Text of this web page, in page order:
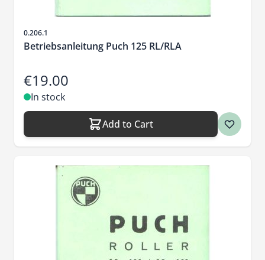
Sku
0.206.1
Betriebsanleitung Puch 125 RL/RLA
€19.00
In stock
Add to Cart